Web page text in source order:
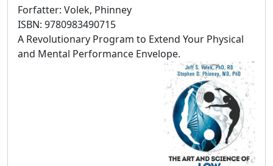
Forfatter: Volek, Phinney
ISBN: 9780983490715
A Revolutionary Program to Extend Your Physical
and Mental Performance Envelope.